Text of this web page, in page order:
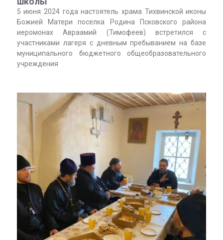
5 июня 2024 года настоятель храма Тихвинской иконы
Божией Матери поселка Родина Псковского района
иеромонах Авраамий (Тимофеев) встретился с
участниками лагеря с дневным пребыванием на базе
муниципального бюджетного общеобразовательного
учреждения